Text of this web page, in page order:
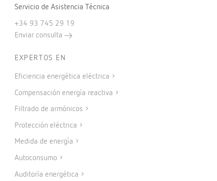
Servicio de Asistencia Técnica
+34 93 745 29 19
Enviar consulta
EXPERTOS EN
Eficiencia energética eléctrica
Compensación energía reactiva
Filtrado de armónicos
Protección eléctrica
Medida de energía
Autoconsumo
Auditoría energética